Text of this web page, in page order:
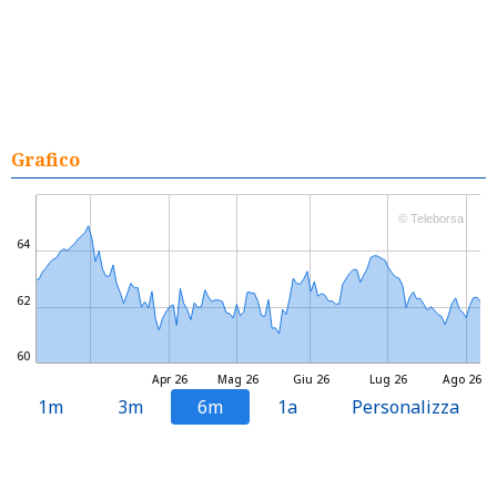
Grafico
Mag 26 Lug 26
Apr 26 Giu 26 Ago 26
60
62
64
© Teleborsa
1m 3m 6m 1a Personalizza